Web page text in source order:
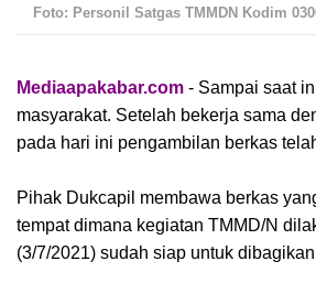
Foto: Personil Satgas TMMDN Kodim
Mediaapakabar.com - Sampai saat
masyarakat. Setelah bekerja sama
pada hari ini pengambilan berkas
Pihak Dukcapil membawa berkas
tempat dimana kegiatan TMMD/N
(3/7/2021) sudah siap untuk